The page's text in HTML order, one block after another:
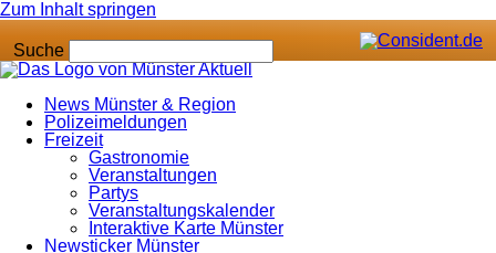
Zum Inhalt springen
Suche
News Münster & Region
Polizeimeldungen
Freizeit
Gastronomie
Veranstaltungen
Partys
Veranstaltungskalender
Interaktive Karte Münster
Newsticker Münster